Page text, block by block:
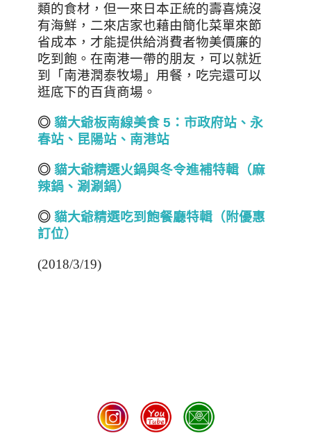
類的食材，但一來日本正統的壽喜燒沒
有海鮮，二來店家也藉由簡化菜單來節
省成本，才能提供給消費者物美價廉的
吃到飽。在南港一帶的朋友，可以就近
到「南港潤泰牧場」用餐，吃完還可以
逛底下的百貨商場。
◎ 貓大爺板南線美食 5 ：市政府站、永
春站、昆陽站、南港站
◎ 貓大爺精選火鍋與冬令進補特輯（麻
辣鍋、涮涮鍋）
◎ 貓大爺精選吃到飽餐廳特輯（附優惠
訂位）
(2018/3/19)